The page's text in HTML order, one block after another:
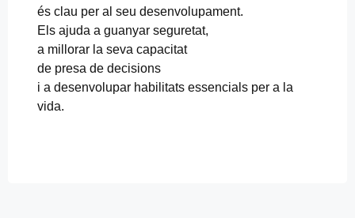
és clau per al seu desenvolupament.
Els ajuda a guanyar seguretat,
a millorar la seva capacitat
de presa de decisions
i a desenvolupar habilitats essencials per a la
vida.